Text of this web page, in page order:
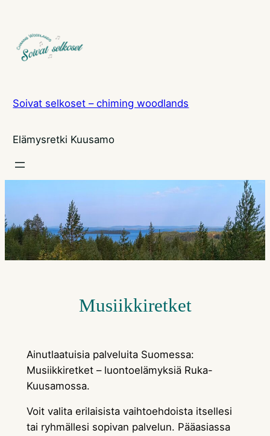
Soivat selkoset – chiming woodlands
Elämysretki Kuusamo
Musiikkiretket
Ainutlaatuisia palveluita Suomessa:
Musiikkiretket – luontoelämyksiä Ruka-
Kuusamossa.
Voit valita erilaisista vaihtoehdoista itsellesi
tai ryhmällesi sopivan palvelun. Pääasiassa